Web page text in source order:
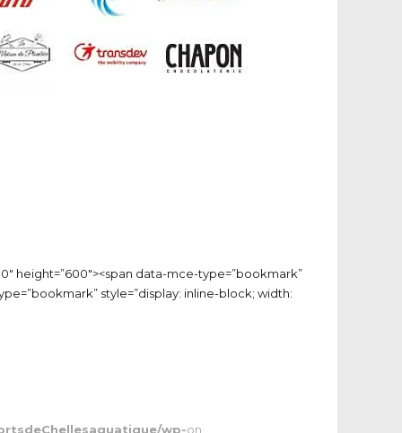
height=”600″><span data-mce-type=”bookmark”
style=”display: inline-block; width:
wp-on